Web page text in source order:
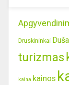
Druskininkai
turizmas
kaina kainos